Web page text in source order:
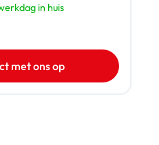
in huis
met ons op